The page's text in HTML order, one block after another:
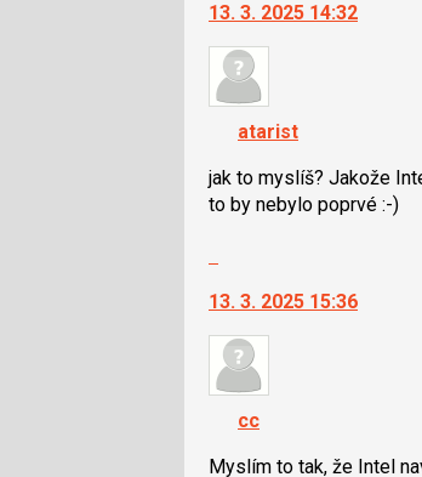
pro
následující
a
P
pro
nový
názor
další
nový
názor.
navigaci
lze
použít
i
následující
a
P
pro
předchozí
názor
13. 3. 2025 14:32
atarist
jak to myslíš? Jakože
to by nebylo poprvé :-)
další
nový
názor.
lze
použít
13. 3. 2025 15:36
cc
Myslím to tak, že Intel